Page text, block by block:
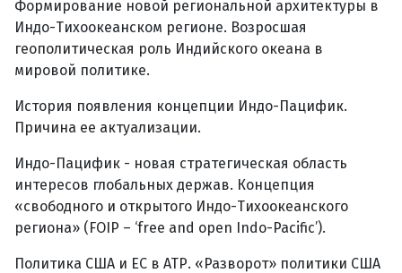
Формирование новой региональной архитектуры в
Индо-Тихоокеанском регионе. Возросшая
геополитическая роль Индийского океана в
мировой политике.
История появления концепции Индо-Пацифик.
Причина ее актуализации.
Индо-Пацифик - новая стратегическая область
интересов глобальных держав. Концепция
«свободного и открытого Индо-Тихоокеанского
региона» (FOIP – ‘free and open Indo-Pacific’).
Политика США и ЕС в АТР. «Разворот» политики США